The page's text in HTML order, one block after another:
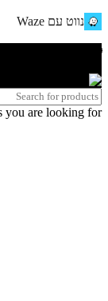
נווט עם Waze
you are looking for.